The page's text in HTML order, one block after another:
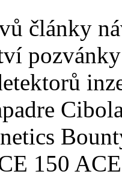
články
150